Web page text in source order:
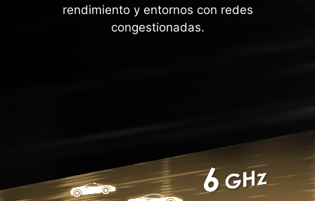
rendimiento y entornos con redes
congestionadas.